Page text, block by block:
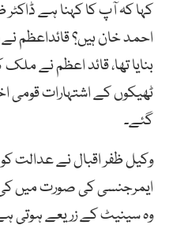
کہا کہ آپ کا کہنا ہے
احمد خان ہیں؟ قائداعظم
بنایا تھا، قائد اعظم نے
ٹھیکوں کے اشتہارات قومی
گئے۔
وکیل ظفر اقبال نے عدالت کو
ایمرجنسی کی صورت میں کی
وہ سینیٹ کے زریعے ہوتی